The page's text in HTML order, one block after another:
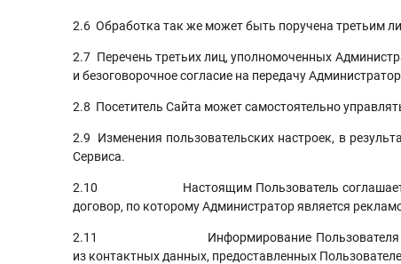
2.6 Обработка так же может быть поручена третьим
2.7 Перечень третьих лиц, уполномоченных
и безоговорочное согласие на передачу
2.8 Посетитель Сайта может самостоятельно
2.9 Изменения пользовательских настроек, в
Сервиса.
2.10 Настоящим Пользователь соглашается с
договор, по которому Администратор является
2.11 Информирование Пользователя о
из контактных данных, предоставленных